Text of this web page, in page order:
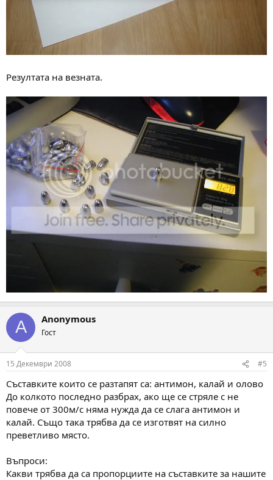
Резултата на везната.
A Anonymous
Гост
15 Декември 2008 #5
Съставките които се разтапят са: антимон, калай и олово
До колкото последно разбрах, ако ще се стряле с не
повече от 300м/с няма нужда да се слага антимон и
калай. Също така трябва да се изготвят на силно
преветливо място.
Въпроси:
Какви трябва да са пропорциите на съставките за нашите